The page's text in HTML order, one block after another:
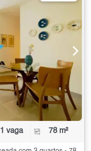
1 vaga 78 m²